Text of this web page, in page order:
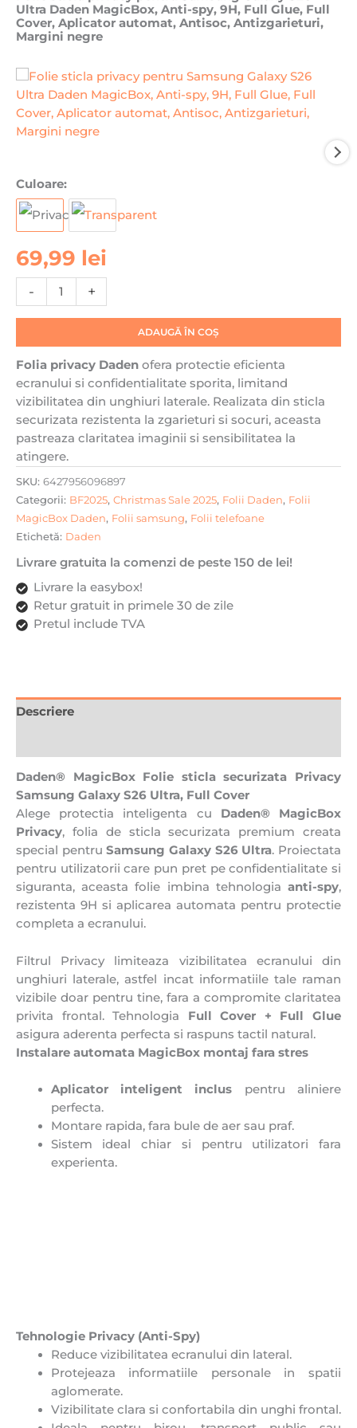
Ultra Daden MagicBox, Anti-spy, 9H, Full Glue, Full
Cover, Aplicator automat, Antisoc, Antizgarieturi,
Margini negre
Culoare:
69,99 lei
-
Cantitate
Folie
sticla
pentru
Samsung
Galaxy
Daden
MagicBox,
Anti-
spy,
9H,
Full
Glue,
Full
Cover,
Aplicator
automat,
Antizgarieturi,
Margini
negre
+
ADAUGĂ ÎN COȘ
Folia privacy Daden ofera protectie eficienta
ecranului si confidentialitate sporita, limitand
vizibilitatea din unghiuri laterale. Realizata din sticla
securizata rezistenta la zgarieturi si socuri, aceasta
pastreaza claritatea imaginii si sensibilitatea la
atingere.
SKU: 6427956096897
Categorii: BF2025, Christmas Sale 2025, Folii Daden, Folii
MagicBox Daden, Folii samsung, Folii telefoane
Etichetă: Daden
Livrare gratuita la comenzi de peste 150 de lei!
Livrare la easybox!
Retur gratuit in primele 30 de zile
Pretul include TVA
Descriere
Daden® MagicBox Folie sticla securizata Privacy
Samsung Galaxy S26 Ultra, Full Cover
Alege protectia inteligenta cu Daden® MagicBox
Privacy, folia de sticla securizata premium creata
special pentruSamsung Galaxy S26 Ultra. Proiectata
pentru utilizatorii care pun pret pe confidentialitate si
siguranta, aceasta folie imbina tehnologia anti-spy,
rezistenta 9H si aplicarea automata pentru protectie
completa a ecranului.
Filtrul Privacy limiteaza vizibilitatea ecranului din
unghiuri laterale, astfel incat informatiile tale raman
vizibile doar pentru tine, fara a compromite claritatea
privita frontal. Tehnologia Full Cover + Full Glue
asigura aderenta perfecta si raspuns tactil natural.
Instalare automata MagicBox montaj fara stres
Aplicator inteligent inclus pentru aliniere
perfecta.
Montare rapida, fara bule de aer sau praf.
Sistem ideal chiar si pentru utilizatori fara
experienta.
Tehnologie Privacy (Anti-Spy)
Reduce vizibilitatea ecranului din lateral.
Protejeaza informatiile personale in spatii
aglomerate.
Vizibilitate clara si confortabila din unghi frontal.